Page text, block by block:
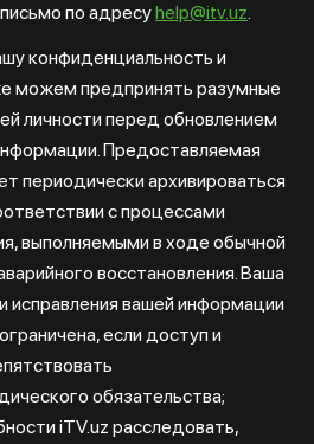
по адресуhelp@itv.uz.
конфиденциальность и
можем предпринять разумные
личности перед обновлением
Предоставляемая
периодически архивироваться
с процессами
выполняемыми в ходе обычной
восстановления. Ваша
исправления вашей информации
если доступ и
обязательства;
iTV.uz расследовать,